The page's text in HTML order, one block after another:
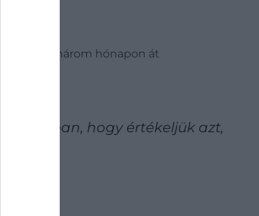
három hónapon át
abban, hogy értékeljük azt,